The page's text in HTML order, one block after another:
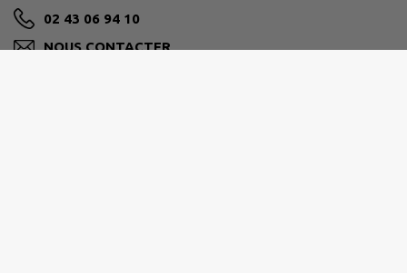
02 43 06 94 10
NOUS CONTACTER